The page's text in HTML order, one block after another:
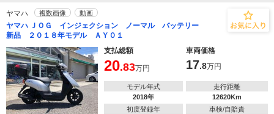
ヤマハ 複数画像 動画
ヤマハ ＪＯＧ インジェクション ノーマル バッテリー
新品 ２０１８年モデル ＡＹ０１
支払総額
車両価格
20.83万円 17.8万円
モデル年式
2018年
走行距離
12620Km
初度登録年
車検/自賠責